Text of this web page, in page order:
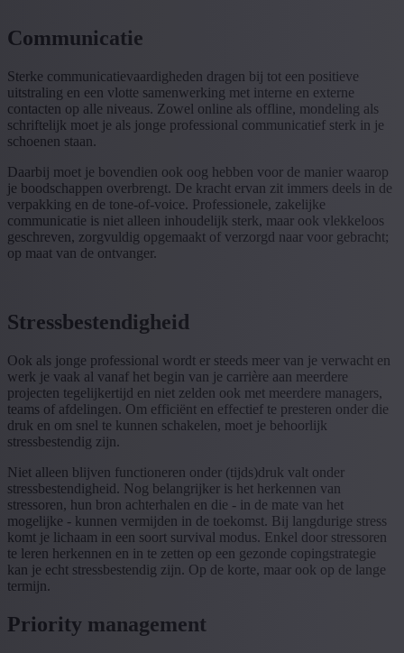
Communicatie
Sterke communicatievaardigheden dragen bij tot een positieve
uitstraling en een vlotte samenwerking met interne en externe
contacten op alle niveaus. Zowel online als offline, mondeling als
schriftelijk moet je als jonge professional communicatief sterk in je
schoenen staan.
Daarbij moet je bovendien ook oog hebben voor de manier waarop
je boodschappen overbrengt. De kracht ervan zit immers deels in de
verpakking en de tone-of-voice. Professionele, zakelijke
communicatie is niet alleen inhoudelijk sterk, maar ook vlekkeloos
geschreven, zorgvuldig opgemaakt of verzorgd naar voor gebracht;
op maat van de ontvanger.
Stressbestendigheid
Ook als jonge professional wordt er steeds meer van je verwacht en
werk je vaak al vanaf het begin van je carrière aan meerdere
projecten tegelijkertijd en niet zelden ook met meerdere managers,
teams of afdelingen. Om efficiënt en effectief te presteren onder die
druk en om snel te kunnen schakelen, moet je behoorlijk
stressbestendig zijn.
Niet alleen blijven functioneren onder (tijds)druk valt onder
stressbestendigheid. Nog belangrijker is het herkennen van
stressoren, hun bron achterhalen en die - in de mate van het
mogelijke - kunnen vermijden in de toekomst. Bij langdurige stress
komt je lichaam in een soort survival modus. Enkel door stressoren
te leren herkennen en in te zetten op een gezonde copingstrategie
kan je echt stressbestendig zijn. Op de korte, maar ook op de lange
termijn.
Priority management